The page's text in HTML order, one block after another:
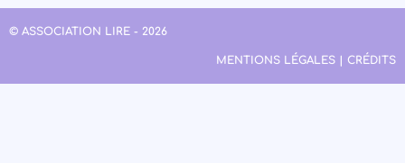
© ASSOCIATION LIRE - 2026
MENTIONS LÉGALES | CRÉDITS